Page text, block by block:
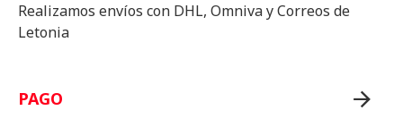
Realizamos envíos con DHL, Omniva y Correos de
Letonia
PAGO